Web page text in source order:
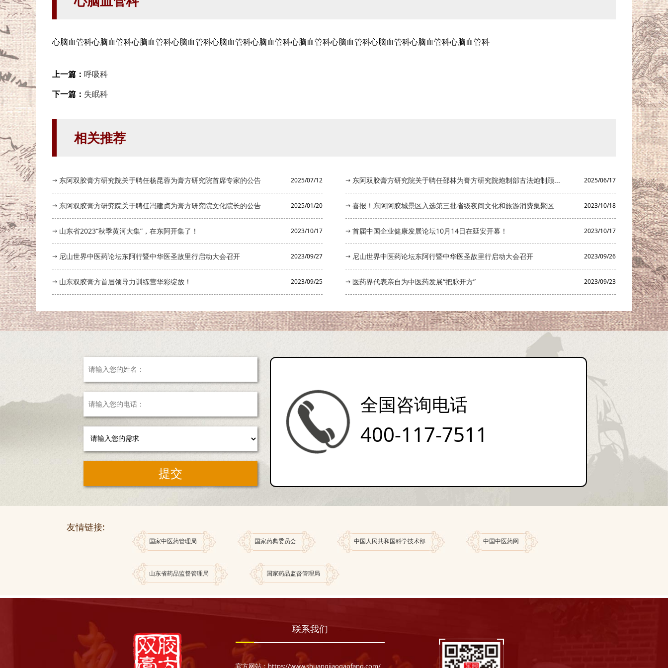
心脑血管科心脑血管科心脑血管科心脑血管科心脑血管科心脑血管科心脑血管科心脑血管科心脑血管科心脑血管科心脑血管科
上一篇： 呼吸科
下一篇： 失眠科
相关推荐
东阿双胶膏方研究院关于聘任杨昆蓉为膏方研究院首席专家的公告 2025/07/12 东阿双胶膏方研究院关于聘任邵林为膏方研究院炮制部古法炮制顾... 2025/06/17
东阿双胶膏方研究院关于聘任冯建贞为膏方研究院文化院长的公告 2025/01/20 喜报！东阿阿胶城景区入选第三批省级夜间文化和旅游消费集聚区 2023/10/18
山东省2023“秋季黄河大集”，在东阿开集了！ 2023/10/17 首届中国企业健康发展论坛10月14日在延安开幕！ 2023/10/17
尼山世界中医药论坛东阿行暨中华医圣故里行启动大会召开 2023/09/27 尼山世界中医药论坛东阿行暨中华医圣故里行启动大会召开 2023/09/26
山东双胶膏方首届领导力训练营华彩绽放！ 2023/09/25 医药界代表亲自为中医药发展“把脉开方” 2023/09/23
全国咨询电话
400-117-7511
友情链接:
国家中医药管理局 国家药典委员会 中国人民共和国科学技术部 中国中医药网
山东省药品监督管理局 国家药品监督管理局
联系我们
官方网站：https://www.shuangjiaogaofang.com/